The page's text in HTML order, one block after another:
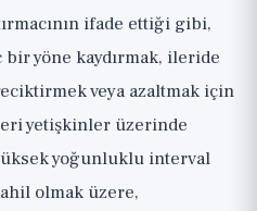
ifade ettiği gibi,
bir yöne kaydırmak, ileride
veya azaltmak için
yetişkinler üzerinde
yoğunluklu interval
olmak üzere,